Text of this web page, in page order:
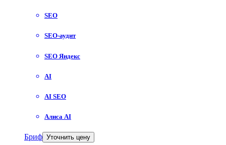
SEO
SEO-аудит
SEO Яндекс
AI
AI SEO
Алиса AI
Бриф Уточнить цену